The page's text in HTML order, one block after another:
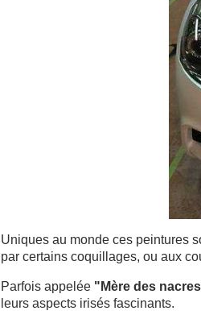
Uniques au monde ces peintures
par certains coquillages, ou aux
Parfois appelée "Mère des
leurs aspects irisés fascinants.